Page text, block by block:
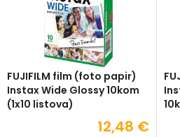
FUJIFILM film (foto papir)
Instax Wide Glossy 10kom
(1x10 listova)
12,48 €